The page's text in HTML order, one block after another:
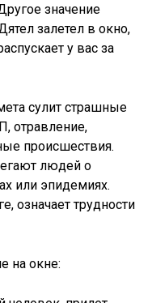
значение
залетел в окно,
у вас за
сулит страшные
отравление,
происшествия.
людей о
или эпидемиях.
означает трудности
на окне: